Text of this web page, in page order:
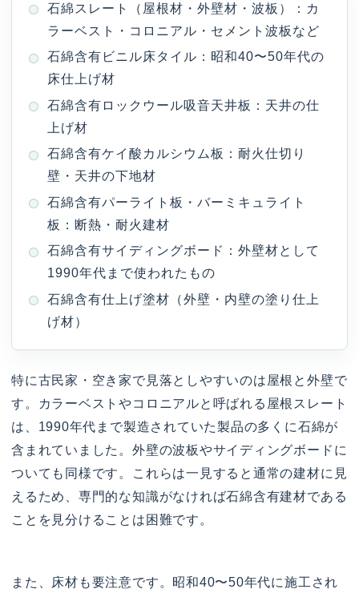
石綿スレート（屋根材・外壁材・波板）：カ
ラーベスト・コロニアル・セメント波板など
石綿含有ビニル床タイル：昭和40〜50年代の
床仕上げ材
石綿含有ロックウール吸音天井板：天井の仕
上げ材
石綿含有ケイ酸カルシウム板：耐火仕切り
壁・天井の下地材
石綿含有パーライト板・バーミキュライト
板：断熱・耐火建材
石綿含有サイディングボード：外壁材として
1990年代まで使われたもの
石綿含有仕上げ塗材（外壁・内壁の塗り仕上
げ材）
特に古民家・空き家で見落としやすいのは屋根と外壁で
す。カラーベストやコロニアルと呼ばれる屋根スレート
は、1990年代まで製造されていた製品の多くに石綿が
含まれていました。外壁の波板やサイディングボードに
ついても同様です。これらは一見すると通常の建材に見
えるため、専門的な知識がなければ石綿含有建材である
ことを見分けることは困難です。
また、床材も要注意です。昭和40〜50年代に施工され